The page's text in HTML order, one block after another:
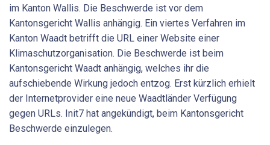
im Kanton Wallis. Die Beschwerde ist vor dem
Kantonsgericht Wallis anhängig. Ein viertes Verfahren im
Kanton Waadt betrifft die URL einer Website einer
Klimaschutzorganisation. Die Beschwerde ist beim
Kantonsgericht Waadt anhängig, welches ihr die
aufschiebende Wirkung jedoch entzog. Erst kürzlich erhielt
der Internetprovider eine neue Waadtländer Verfügung
gegen URLs. Init7 hat angekündigt, beim Kantonsgericht
Beschwerde einzulegen.